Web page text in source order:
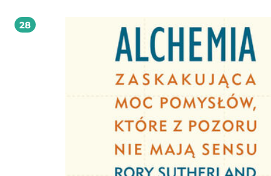
złotem, bezcennym kruszcem duchowego rozkwitu. Czy współcześnie i my możemy
skorzystać z tego modelu? Czy można podążać duchową ścieżką bez potrzeby
sięgania do jakiejkolwiek religii? Odpowiedzi na powyższe pytania znajdują się
28